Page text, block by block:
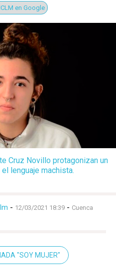
en Google
Cruz Novillo protagonizan un
lenguaje machista.
- 12/03/2021 18:39 - Cuenca
"SOY MUJER"